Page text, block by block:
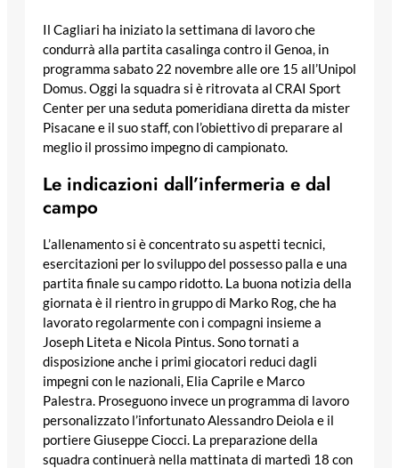
Il Cagliari ha iniziato la settimana di lavoro che
condurrà alla partita casalinga contro il Genoa, in
programma sabato 22 novembre alle ore 15 all’Unipol
Domus. Oggi la squadra si è ritrovata al CRAI Sport
Center per una seduta pomeridiana diretta da mister
Pisacane e il suo staff, con l’obiettivo di preparare al
meglio il prossimo impegno di campionato.
Le indicazioni dall’infermeria e dal
campo
L’allenamento si è concentrato su aspetti tecnici,
esercitazioni per lo sviluppo del possesso palla e una
partita finale su campo ridotto. La buona notizia della
giornata è il rientro in gruppo di Marko Rog, che ha
lavorato regolarmente con i compagni insieme a
Joseph Liteta e Nicola Pintus. Sono tornati a
disposizione anche i primi giocatori reduci dagli
impegni con le nazionali, Elia Caprile e Marco
Palestra. Proseguono invece un programma di lavoro
personalizzato l’infortunato Alessandro Deiola e il
portiere Giuseppe Ciocci. La preparazione della
squadra continuerà nella mattinata di martedì 18 con